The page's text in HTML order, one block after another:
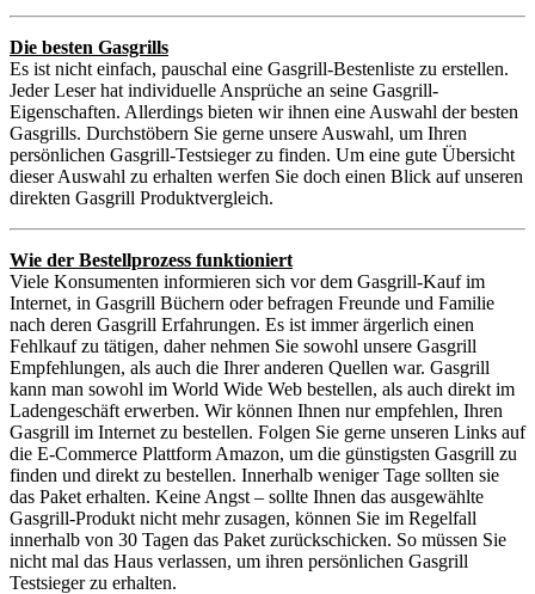
Die besten Gasgrills
Es ist nicht einfach, pauschal eine Gasgrill-Bestenliste zu erstellen.
Jeder Leser hat individuelle Ansprüche an seine Gasgrill-
Eigenschaften. Allerdings bieten wir ihnen eine Auswahl der besten
Gasgrills. Durchstöbern Sie gerne unsere Auswahl, um Ihren
persönlichen Gasgrill-Testsieger zu finden. Um eine gute Übersicht
dieser Auswahl zu erhalten werfen Sie doch einen Blick auf unseren
direkten Gasgrill Produktvergleich.
Wie der Bestellprozess funktioniert
Viele Konsumenten informieren sich vor dem Gasgrill-Kauf im
Internet, in Gasgrill Büchern oder befragen Freunde und Familie
nach deren Gasgrill Erfahrungen. Es ist immer ärgerlich einen
Fehlkauf zu tätigen, daher nehmen Sie sowohl unsere Gasgrill
Empfehlungen, als auch die Ihrer anderen Quellen war. Gasgrill
kann man sowohl im World Wide Web bestellen, als auch direkt im
Ladengeschäft erwerben. Wir können Ihnen nur empfehlen, Ihren
Gasgrill im Internet zu bestellen. Folgen Sie gerne unseren Links auf
die E-Commerce Plattform Amazon, um die günstigsten Gasgrill zu
finden und direkt zu bestellen. Innerhalb weniger Tage sollten sie
das Paket erhalten. Keine Angst – sollte Ihnen das ausgewählte
Gasgrill-Produkt nicht mehr zusagen, können Sie im Regelfall
innerhalb von 30 Tagen das Paket zurückschicken. So müssen Sie
nicht mal das Haus verlassen, um ihren persönlichen Gasgrill
Testsieger zu erhalten.